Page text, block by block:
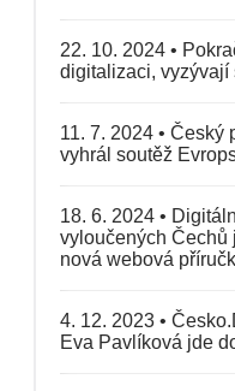
22. 10. 2024 •
digitalizaci, vyzývají
11. 7. 2024 • Český
vyhrál soutěž
18. 6. 2024 •
vyloučených Čechů
nová webová
4. 12. 2023 •
Eva Pavlíková jde